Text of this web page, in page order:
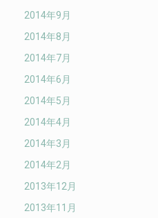
2014年9月
2014年8月
2014年7月
2014年6月
2014年5月
2014年4月
2014年3月
2014年2月
2013年12月
2013年11月